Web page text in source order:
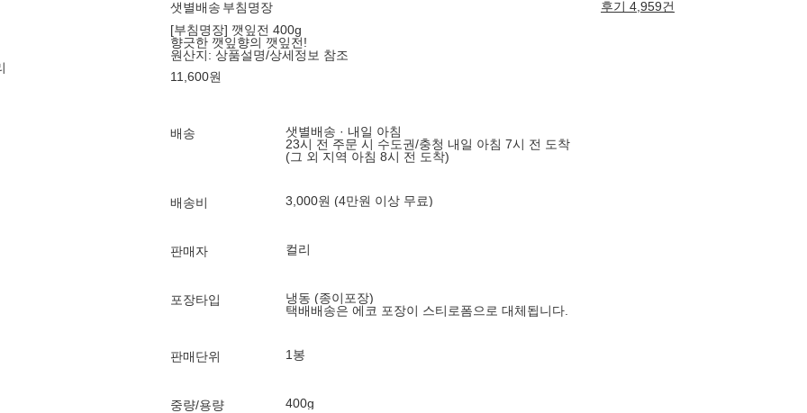
샛별배송 부침명장
후기 4,959건
[부침명장] 깻잎전 400g
향긋한 깻잎향의 깻잎전!
원산지: 상품설명/상세정보 참조
11,600원
배송
샛별배송 · 내일 아침
23시 전 주문 시 수도권/충청 내일 아침 7시 전 도착
(그 외 지역 아침 8시 전 도착)
배송비 3,000원 (4만원 이상 무료)
판매자 컬리
포장타입
냉동 (종이포장)
택배배송은 에코 포장이 스티로폼으로 대체됩니다.
판매단위 1봉
중량/용량 400g